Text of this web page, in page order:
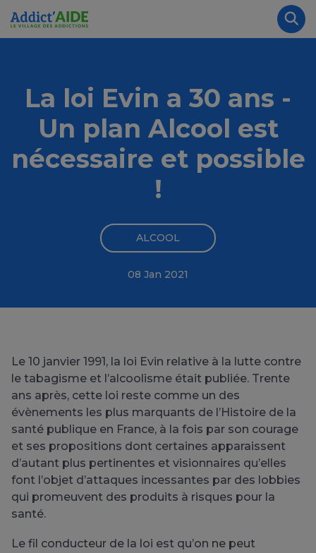
Aller au contenu principal
La loi Evin a 30 ans -
Un plan Alcool est
nécessaire et possible
!
ALCOOL
08 Jan 2021
Le 10 janvier 1991, la loi Evin relative à la lutte contre
le tabagisme et l’alcoolisme était publiée. Trente
ans après, cette loi reste comme un des
évènements les plus marquants de l’Histoire de la
santé publique en France, à la fois par son courage
et ses propositions dont certaines apparaissent
d’autant plus pertinentes et visionnaires qu’elles
font l’objet d’attaques incessantes par des lobbies
qui promeuvent des produits à risques pour la
santé.
Le fil conducteur de la loi est qu’on ne peut
Panneau de gestion des cookies